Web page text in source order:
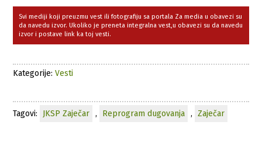
Svi mediji koji preuzmu vest ili fotografiju sa portala Za media u obavezi su
da navedu izvor. Ukoliko je preneta integralna vest,u obavezi su da navedu
izvor i postave link ka toj vesti.
Kategorije:Vesti
Tagovi: JKSP Zaječar , Reprogram dugovanja , Zaječar